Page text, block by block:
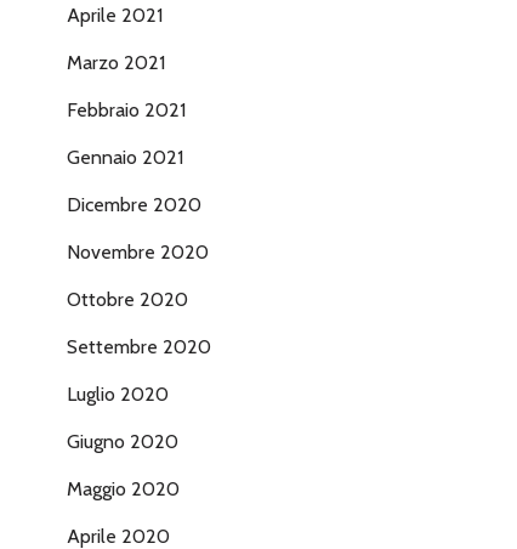
Aprile 2021
Marzo 2021
Febbraio 2021
Gennaio 2021
Dicembre 2020
Novembre 2020
Ottobre 2020
Settembre 2020
Luglio 2020
Giugno 2020
Maggio 2020
Aprile 2020